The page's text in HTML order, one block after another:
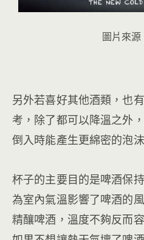
圖片來源
另外若喜好其他酒類，也
考，除了都可以降溫之外
倒入時能產生更綿密的泡沫
杯子的主要目的是啤酒保
為室內氣溫影響了啤酒的
精釀啤酒，溫度不夠反而